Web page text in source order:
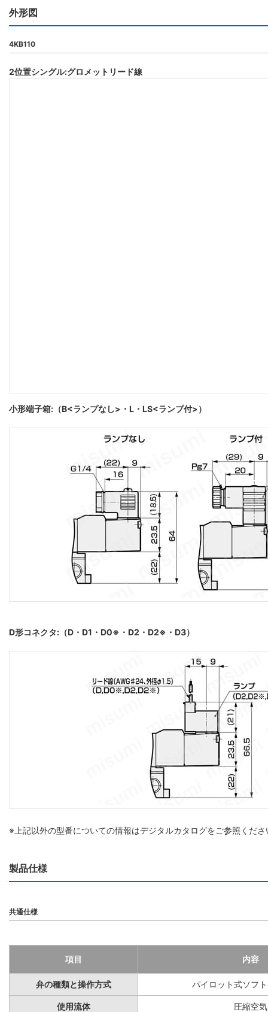
外形図
4KB110
2位置シングル:グロメットリード線
小形端子箱:（B<ランプなし>・L・LS<ランプ付>）
D形コネクタ:（D・D1・D0※・D2・D2※・D3）
※上記以外の型番についての情報はデジタルカタログをご参照くださ
製品仕様
共通仕様
項目 内容
弁の種類と操作方式 パイロット式ソフ
使用流体 圧縮空気